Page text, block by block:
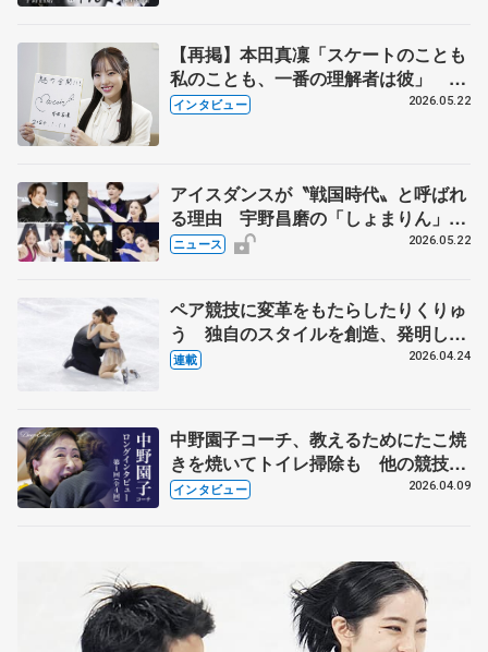
【再掲】本田真凜「スケートのことも
私のことも、一番の理解者は彼」 引
退時の単独インタビューで語った競技
インタビュー 2026.05.22
アイスダンスが〝戦国時代〟と呼ばれ
る理由 宇野昌磨の「しょまりん」ら
実力者が相次いで参戦 国内の競争激
ニュース 2026.05.22
ペア競技に変革をもたらしたりくりゅ
う 独自のスタイルを創造、発明した
【引退発表後②】
連載 2026.04.24
中野園子コーチ、教えるためにたこ焼
きを焼いてトイレ掃除も 他の競技に
も通用するという坂本花織の筋肉
インタビュー 2026.04.09